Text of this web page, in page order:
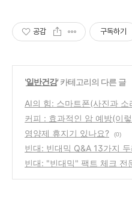
공감 구독하기
'일반건강' 카테고리의 다른 글
AI의 힘: 스마트폰(사진과 소
질병 진단하기!
(0)
커피 : 효과적인 암 예방(이
영양제 휴지기 있나요? (0)
빈대: 빈대믹 Q&A 13가지
빈대: "빈대믹" 팩트 체크 전